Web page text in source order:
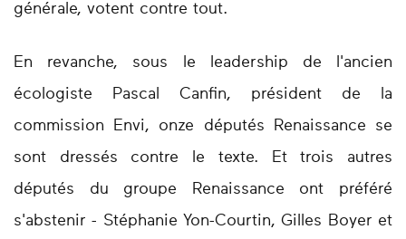
générale, votent contre tout.
En revanche, sous le leadership de l'ancien
écologiste Pascal Canfin, président de la
commission Envi, onze députés Renaissance se
sont dressés contre le texte. Et trois autres
députés du groupe Renaissance ont préféré
s'abstenir - Stéphanie Yon-Courtin, Gilles Boyer et